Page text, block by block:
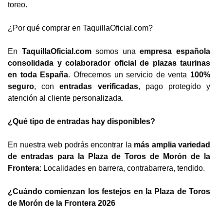
toreo.
¿Por qué comprar en TaquillaOficial.com?
En TaquillaOficial.comsomos unaempresa española
consolidada y colaborador oficial de plazas taurinas
en toda España. Ofrecemos un servicio de venta 100%
seguro, conentradas verificadas, pago protegido y
atención al cliente personalizada.
¿Qué tipo de entradas hay disponibles?
En nuestra web podrás encontrar la más amplia variedad
de entradas para la Plaza de Toros de Morón de la
Frontera: Localidades en barrera, contrabarrera, tendido.
¿Cuándo comienzan los festejos en la Plaza de Toros
de Morón de la Frontera 2026